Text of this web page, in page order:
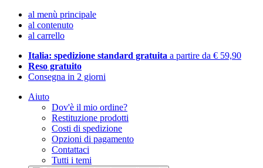
al menù principale
al contenuto
al carrello
Italia: spedizione standard gratuita a partire da € 59,90
Reso gratuito
Consegna in 2 giorni
Aiuto
Dov'è il mio ordine?
Restituzione prodotti
Costi di spedizione
Opzioni di pagamento
Contattaci
Tutti i temi